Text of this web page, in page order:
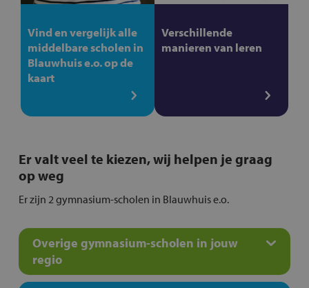
Vind en vergelijk alle
middelbare scholen in
Blauwhuis e.o. op de
kaart
Verschillende
manieren van leren
Er valt veel te kiezen, wij helpen je graag
op weg
Er zijn 2 gymnasium-scholen in Blauwhuis e.o.
Overige gymnasium-scholen in jouw
regio